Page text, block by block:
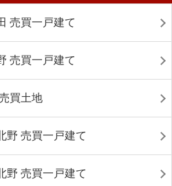
売買一戸建て
売買一戸建て
買土地
野 売買一戸建て
野 売買一戸建て